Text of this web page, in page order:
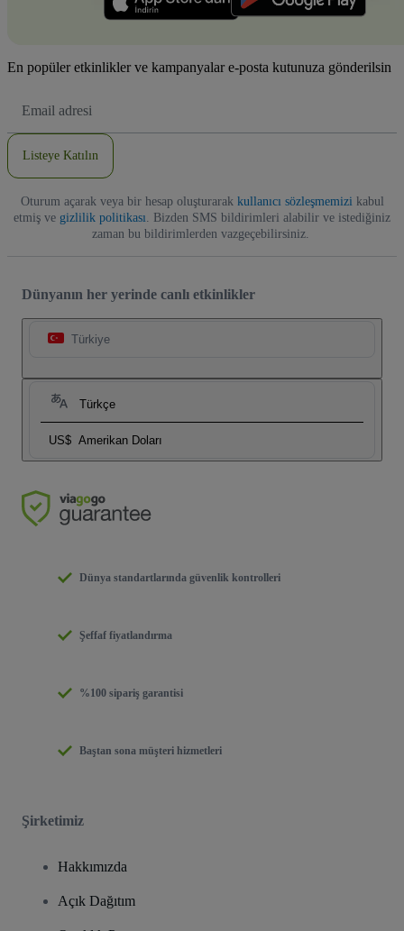
En popüler etkinlikler ve kampanyalar e-posta kutunuza gönderilsin
posta
Listeye Katılın
Oturum açarak veya bir hesap oluşturarak kullanıcı sözleşmemizi kabul
etmiş ve gizlilik politikası . Bizden SMS bildirimleri alabilir ve istediğiniz
zaman bu bildirimlerden vazgeçebilirsiniz.
Dünyanın her yerinde canlı etkinlikler
Türkiye
Türkçe
US$ Amerikan Doları
Dünya standartlarında güvenlik kontrolleri
Şeffaf fiyatlandırma
%100 sipariş garantisi
Baştan sona müşteri hizmetleri
Şirketimiz
Hakkımızda
Açık Dağıtım